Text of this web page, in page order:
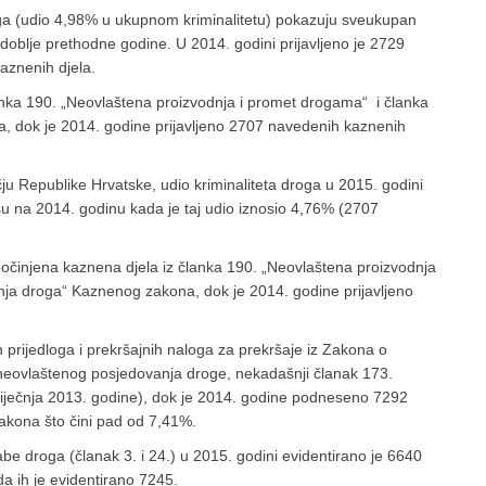
(udio 4,98% u ukupnom kriminalitetu) pokazuju sveukupan
prethodne godine. U 2014. godini prijavljeno je 2729
djela.
190. „Neovlaštena proizvodnja i promet drogama“ i članka
dok je 2014. godine prijavljeno 2707 navedenih kaznenih
Republike Hrvatske, udio kriminaliteta droga u 2015. godini
na 2014. godinu kada je taj udio iznosio 4,76% (2707
kaznena djela iz članka 190. „Neovlaštena proizvodnja
droga“ Kaznenog zakona, dok je 2014. godine prijavljeno
i prekršajnih naloga za prekršaje iz Zakona o
posjedovanja droge, nekadašnji članak 173.
2013. godine), dok je 2014. godine podneseno 7292
što čini pad od 7,41%.
droga (članak 3. i 24.) u 2015. godini evidentirano je 6640
ih je evidentirano 7245.